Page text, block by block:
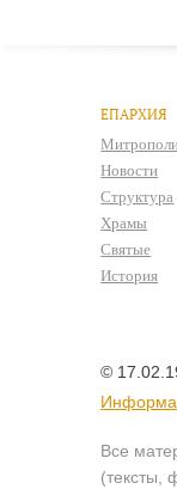
ЕПАРХИЯ
Новости
Структура
Храмы
Святые
История
©
Все
(тексты,